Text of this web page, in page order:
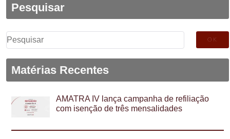
Pesquisar
Pesquisar
por:
Matérias Recentes
AMATRA IV lança campanha de refiliação
com isenção de três mensalidades